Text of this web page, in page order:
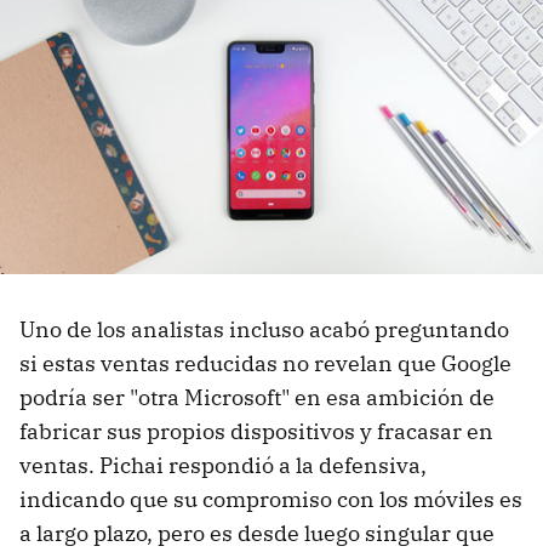
Uno de los analistas incluso acabó preguntando
si estas ventas reducidas no revelan que Google
podría ser "otra Microsoft" en esa ambición de
fabricar sus propios dispositivos y fracasar en
ventas. Pichai respondió a la defensiva,
indicando que su compromiso con los móviles es
a largo plazo, pero es desde luego singular que